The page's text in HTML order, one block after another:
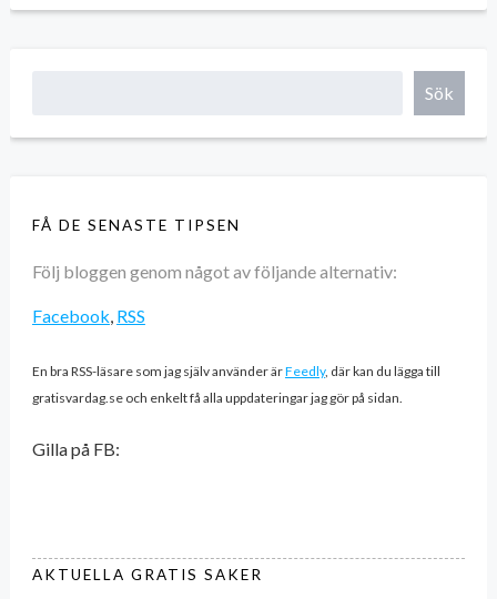
Sök
FÅ DE SENASTE TIPSEN
Följ bloggen genom något av följande alternativ:
Facebook, RSS
En bra RSS-läsare som jag själv använder ärFeedly, där kan du lägga till
gratisvardag.se och enkelt få alla uppdateringar jag gör på sidan.
Gilla på FB:
AKTUELLA GRATIS SAKER